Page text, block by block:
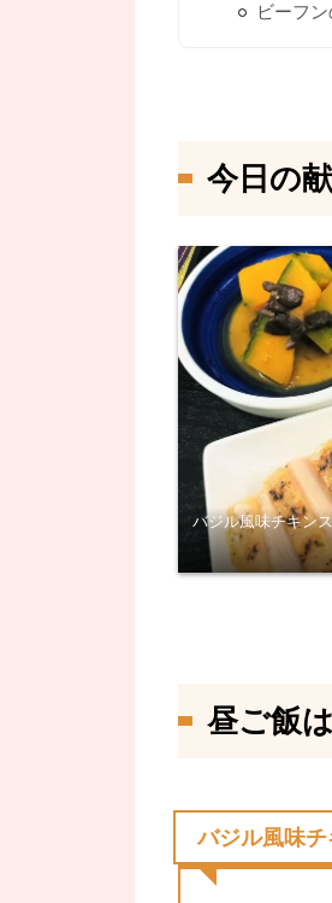
ビーフン
今日の
バジル風味チキン
昼ご飯
バジル風味